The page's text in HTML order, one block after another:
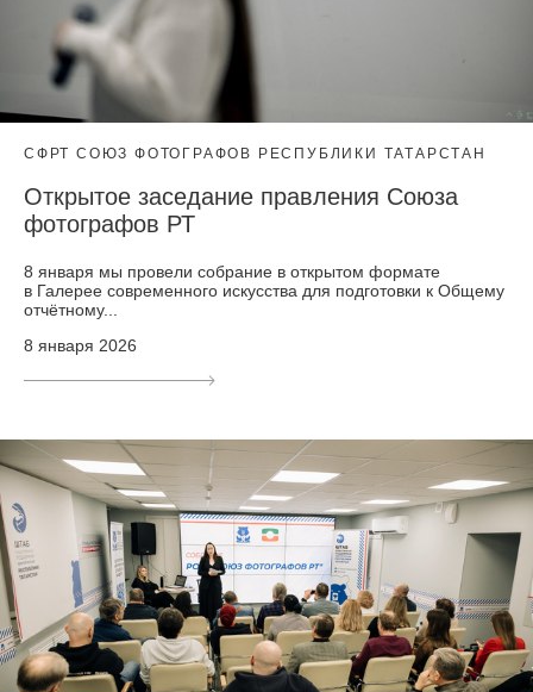
СФРТ СОЮЗ ФОТОГРАФОВ РЕСПУБЛИКИ ТАТАРСТАН
Открытое заседание правления Союза
фотографов РТ
8 января мы провели собрание в открытом формате
в Галерее современного искусства для подготовки к Общему
отчётному...
8 января 2026